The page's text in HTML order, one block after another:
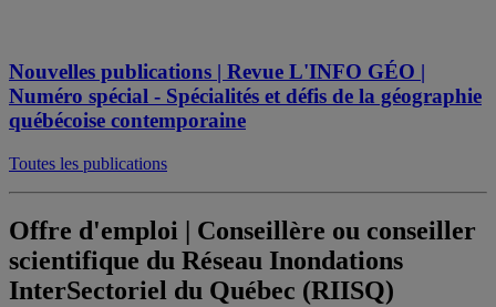
Nouvelles publications | Revue L'INFO GÉO |
Numéro spécial - Spécialités et défis de la géographie
québécoise contemporaine
Toutes les publications
Offre d'emploi | Conseillère ou conseiller
scientifique du Réseau Inondations
InterSectoriel du Québec (RIISQ)